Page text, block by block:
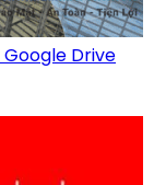
Google Drive